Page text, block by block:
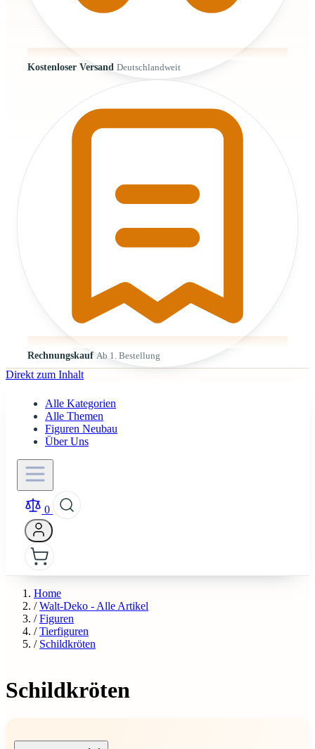
Kostenloser Versand Deutschlandweit
Rechnungskauf Ab 1. Bestellung
Direkt zum Inhalt
Alle Kategorien
Alle Themen
Figuren Neubau
Über Uns
0
Home
/ Walt-Deko - Alle Artikel
/ Figuren
/ Tierfiguren
/ Schildkröten
Schildkröten